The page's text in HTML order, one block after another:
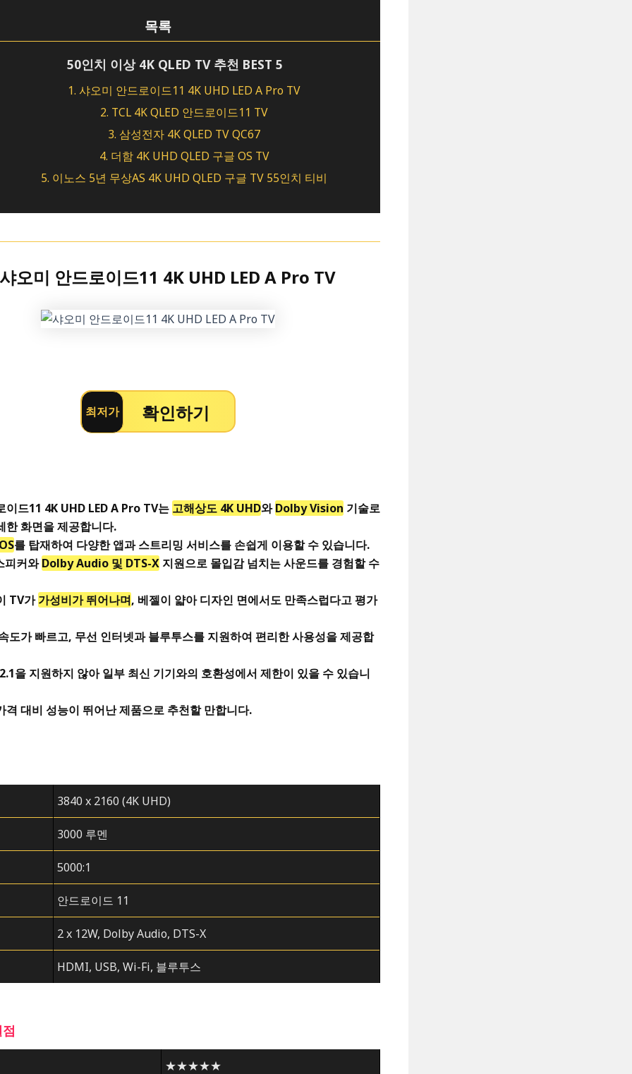
목록
50인치 이상 4K QLED TV 추천 BEST 5
1. 샤오미 안드로이드11 4K UHD LED A Pro TV
2. TCL 4K QLED 안드로이드11 TV
3. 삼성전자 4K QLED TV QC67
4. 더함 4K UHD QLED 구글 OS TV
5. 이노스 5년 무상AS 4K UHD QLED 구글 TV 55인치 티비
오미 안드로이드11 4K UHD LED A Pro TV
최저가 확인하기
이드11 4K UHD LED A Pro TV는 고해상도 4K UHD와Dolby Vision 기술로
한 화면을 제공합니다.
를 탑재하여 다양한 앱과 스트리밍 서비스를 손쉽게 이용할 수 있습니다.
피커와Dolby Audio 및 DTS-X 지원으로 몰입감 넘치는 사운드를 경험할 수
TV가가성비가 뛰어나며, 베젤이 얇아 디자인 면에서도 만족스럽다고 평가
도가 빠르고, 무선 인터넷과 블루투스를 지원하여 편리한 사용성을 제공합
을 지원하지 않아 일부 최신 기기와의 호환성에서 제한이 있을 수 있습니
격 대비 성능이 뛰어난 제품으로 추천할 만합니다.
3840 x 2160 (4K UHD)
3000 루멘
5000:1
안드로이드 11
2 x 12W, Dolby Audio, DTS-X
HDMI, USB, Wi-Fi, 블루투스
★★★★★